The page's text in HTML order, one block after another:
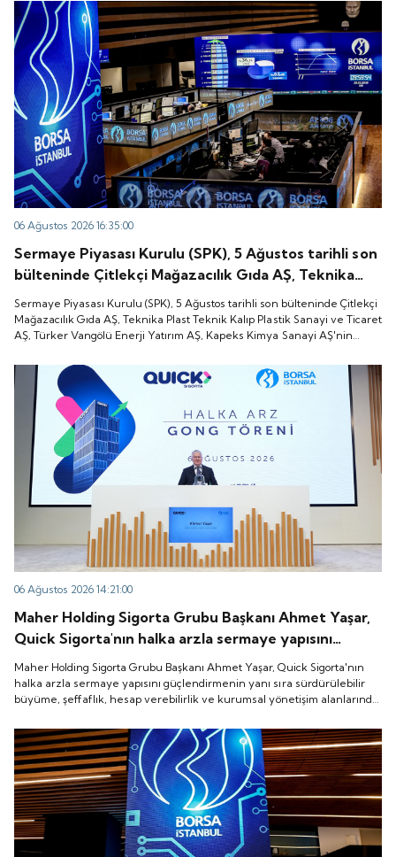
06 Ağustos 2026 16:35:00
Sermaye Piyasası Kurulu (SPK), 5 Ağustos tarihli son
bülteninde Çitlekçi Mağazacılık Gıda AŞ, Teknika
Plast Teknik Kalıp Plastik Sanayi ve Ticaret AŞ,
Türker Vangölü Enerji Yatırım AŞ, Kapeks Kimya
Sanayi AŞ'nin halka arzlarına onay verdiği duyurdu.
Sermaye Piyasası Kurulu (SPK), 5 Ağustos tarihli son bülteninde Çitlekçi
Mağazacılık Gıda AŞ, Teknika Plast Teknik Kalıp Plastik Sanayi ve Ticaret
AŞ, Türker Vangölü Enerji Yatırım AŞ, Kapeks Kimya Sanayi AŞ'nin
06 Ağustos 2026 14:21:00
Maher Holding Sigorta Grubu Başkanı Ahmet Yaşar,
Quick Sigorta'nın halka arzla sermaye yapısını
güçlendirmenin yanı sıra sürdürülebilir büyüme,
şeffaflık, hesap verebilirlik ve kurumsal yönetişim
alanlarında yeni bir döneme girdiğini belirtti.
Maher Holding Sigorta Grubu Başkanı Ahmet Yaşar, Quick Sigorta'nın
halka arzla sermaye yapısını güçlendirmenin yanı sıra sürdürülebilir
büyüme, şeffaflık, hesap verebilirlik ve kurumsal yönetişim alanlarında